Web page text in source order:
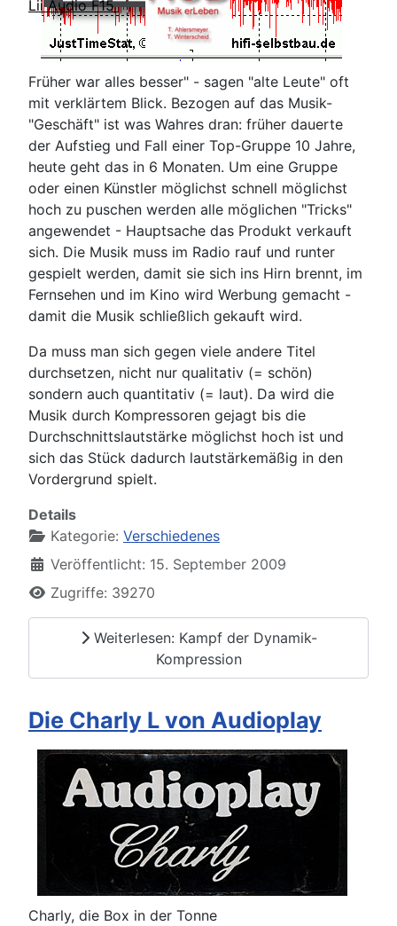
Lii Audio F15
Früher war alles besser" - sagen "alte Leute" oft
mit verklärtem Blick. Bezogen auf das Musik-
"Geschäft" ist was Wahres dran: früher dauerte
der Aufstieg und Fall einer Top-Gruppe 10 Jahre,
heute geht das in 6 Monaten. Um eine Gruppe
oder einen Künstler möglichst schnell möglichst
hoch zu puschen werden alle möglichen "Tricks"
angewendet - Hauptsache das Produkt verkauft
sich. Die Musik muss im Radio rauf und runter
gespielt werden, damit sie sich ins Hirn brennt, im
Fernsehen und im Kino wird Werbung gemacht -
damit die Musik schließlich gekauft wird.
Da muss man sich gegen viele andere Titel
durchsetzen, nicht nur qualitativ (= schön)
sondern auch quantitativ (= laut). Da wird die
Musik durch Kompressoren gejagt bis die
Durchschnittslautstärke möglichst hoch ist und
sich das Stück dadurch lautstärkemäßig in den
Vordergrund spielt.
Details
Kategorie: Verschiedenes
Veröffentlicht: 15. September 2009
Zugriffe: 39270
Weiterlesen: Kampf der Dynamik-
Kompression
Die Charly L von Audioplay
Charly, die Box in der Tonne